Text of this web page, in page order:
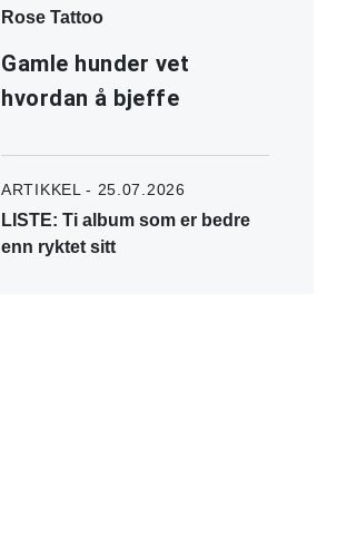
Rose Tattoo
Gamle hunder vet
hvordan å bjeffe
ARTIKKEL - 25.07.2026
LISTE: Ti album som er bedre
enn ryktet sitt